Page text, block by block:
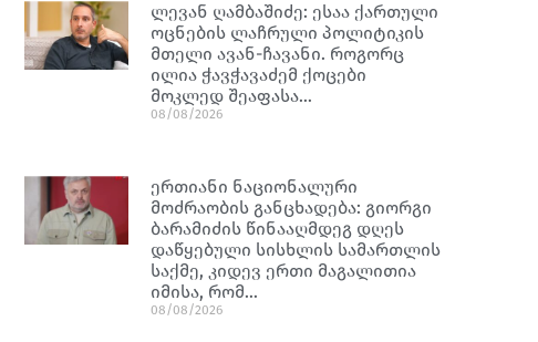
ლევან ღამბაშიძე: ესაა ქართული
ოცნების ლაჩრული პოლიტიკის
მთელი ავან-ჩავანი. როგორც
ილია ჭავჭავაძემ ქოცები
მოკლედ შეაფასა…
08/08/2026
ერთიანი ნაციონალური
მოძრაობის განცხადება: გიორგი
ბარამიძის წინააღმდეგ დღეს
დაწყებული სისხლის სამართლის
საქმე, კიდევ ერთი მაგალითია
იმისა, რომ…
08/08/2026